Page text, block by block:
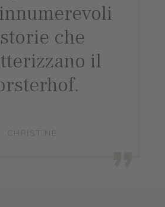
che
il
CHRISTINE